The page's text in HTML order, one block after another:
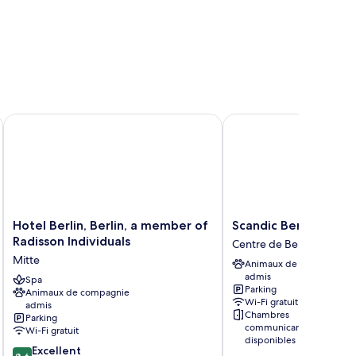
Hotel
Berlin,
a
member
of
Radisson
Individuals
Mitte
Hotel Berlin, Berlin, a member of
Radisson Individuals
Mitte
Spa
Animaux de compagnie
admis
Parking
Wi-Fi gratuit
8.6 Excellent
Hotel Berlin, Berlin, a member of Radisson Individuals
Scandic
Berlin
Kurfürstendamm
Centre
Berlin-
Ouest
Scandic Berlin
Centre de Berlin-Ouest
Animaux de compagnie
admis
Parking
Wi-Fi gratuit
Chambres
communicantes
disponibles
Scandic Berlin